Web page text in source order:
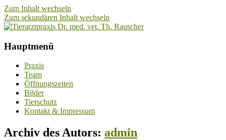
Zum Inhalt wechseln
Zum sekundären Inhalt wechseln
Tierarztpraxis Dr. med. vet. Th.
Rauscher
Hauptmenü
Praxis
Team
Öffnungszeiten
Bilder
Tierschutz
Kontakt & Impressum
Archiv des Autors: admin